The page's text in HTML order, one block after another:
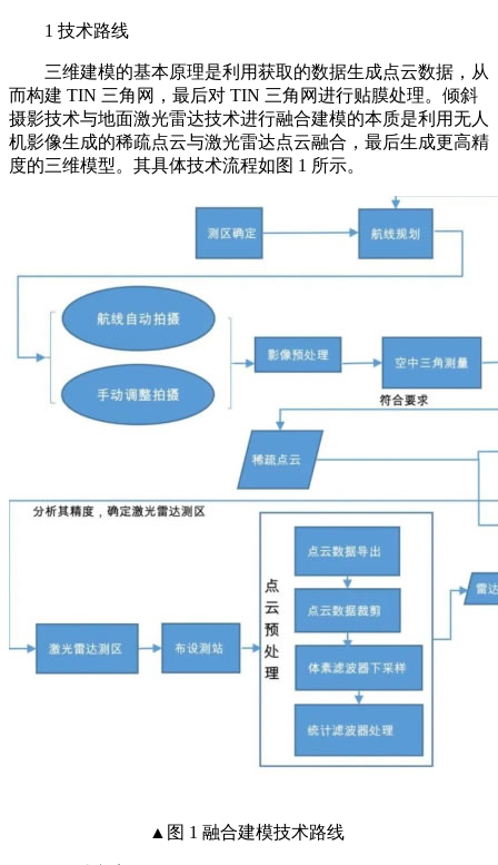
1 技术路线
三维建模的基本原理是利用获取的数据生成点云数据，从
而构建 TIN 三角网，最后对 TIN 三角网进行贴膜处理。倾斜
摄影技术与地面激光雷达技术进行融合建模的本质是利用无人
机影像生成的稀疏点云与激光雷达点云融合，最后生成更高精
度的三维模型。其具体技术流程如图 1 所示。
▲图 1 融合建模技术路线